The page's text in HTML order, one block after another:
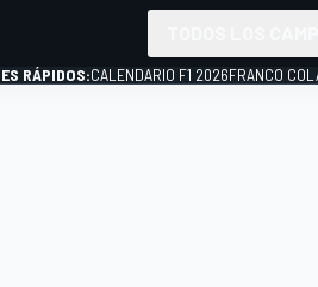
RÁPIDOS:CALENDARIO F1 2026FRANCO